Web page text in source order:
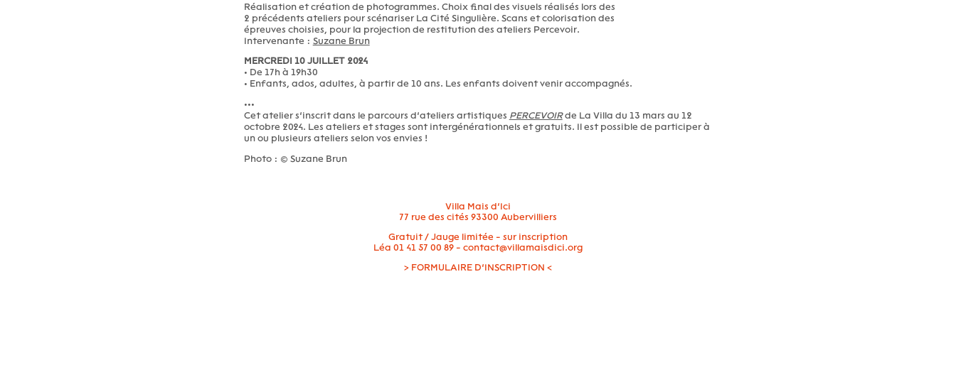
Réalisation et création de photogrammes. Choix final des visuels réalisés lors des
2 précédents ateliers pour scénariser La Cité Singulière. Scans et colorisation des
épreuves choisies, pour la projection de restitution des ateliers Percevoir.
Intervenante : Suzane Brun
MERCREDI 10 JUILLET 2024
• De 17h à 19h30
• Enfants, ados, adultes, à partir de 10 ans. Les enfants doivent venir accompagnés.
•••
Cet atelier s’inscrit dans le parcours d’ateliers artistiques PERCEVOIRde La Villa du 13 mars au 12
octobre 2024. Les ateliers et stages sont intergénérationnels et gratuits. Il est possible de participer à
un ou plusieurs ateliers selon vos envies !
Photo : © Suzane Brun
Villa Mais d’Ici
77 rue des cités 93300 Aubervilliers
Gratuit / Jauge limitée - sur inscription
Léa 01 41 57 00 89 - contact@villamaisdici.org
> FORMULAIRE D’INSCRIPTION <